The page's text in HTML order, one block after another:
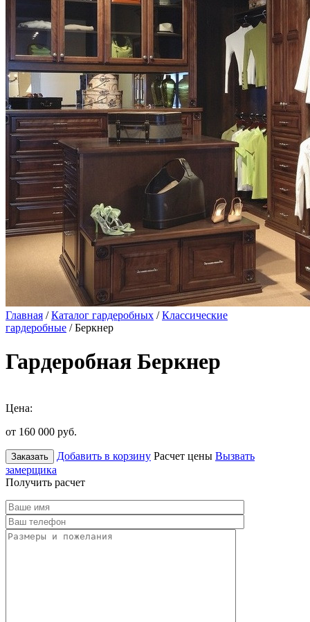
Главная /Каталог гардеробных /Классические
гардеробные / Беркнер
Гардеробная Беркнер
Цена:
от 160 000 руб.
Заказать Добавить в корзину Расчет цены Вызвать
замерщика
Получить расчет